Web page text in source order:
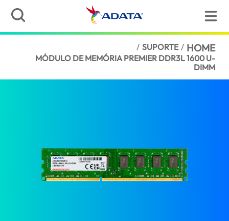
HOME
/
SUPORTE
/
MÓDULO DE MEMÓRIA PREMIER DDR3L 1600 U-
DIMM